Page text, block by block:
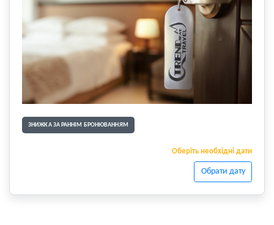
ЗНИЖКА ЗА РАННІМ БРОНЮВАННЯМ
Оберіть необхідні дати
Обрати дату